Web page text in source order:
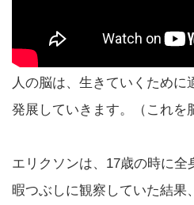
人の脳は、生きていくために
発展していきます。（これを
エリクソンは、17歳の時に全
暇つぶしに観察していた結果